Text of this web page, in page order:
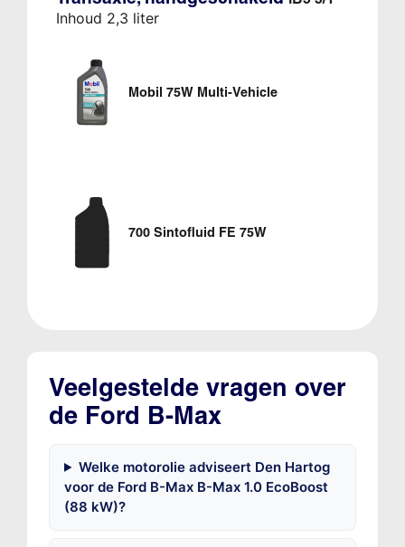
Inhoud 2,3 liter
Mobil 75W Multi-Vehicle
700 Sintofluid FE 75W
Veelgestelde vragen over
de Ford B-Max
Welke motorolie adviseert Den Hartog
voor de Ford B-Max B-Max 1.0 EcoBoost
(88 kW)?